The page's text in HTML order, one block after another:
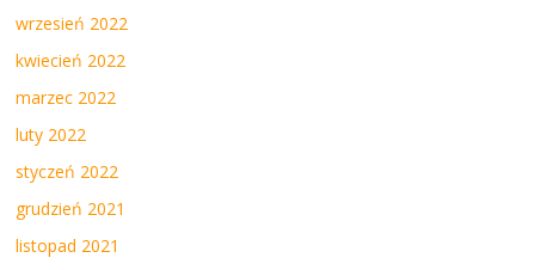
wrzesień 2022
kwiecień 2022
marzec 2022
luty 2022
styczeń 2022
grudzień 2021
listopad 2021